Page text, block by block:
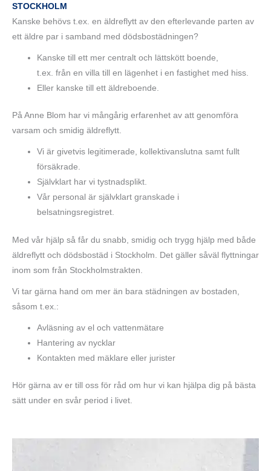
STOCKHOLM
Kanske behövs t.ex. en äldreflytt av den efterlevande parten av
ett äldre par i samband med dödsbostädningen?
Kanske till ett mer centralt och lättskött boende,
t.ex. från en villa till en lägenhet i en fastighet med hiss.
Eller kanske till ett äldreboende.
På Anne Blom har vi mångårig erfarenhet av att genomföra
varsam och smidig äldreflytt.
Vi är givetvis legitimerade, kollektivanslutna samt fullt
försäkrade.
Självklart har vi tystnadsplikt.
Vår personal är självklart granskade i
belsatningsregistret.
Med vår hjälp så får du snabb, smidig och trygg hjälp med både
äldreflytt och dödsbostäd i Stockholm. Det gäller såväl flyttningar
inom som från Stockholmstrakten.
Vi tar gärna hand om mer än bara städningen av bostaden,
såsom t.ex.:
Avläsning av el och vattenmätare
Hantering av nycklar
Kontakten med mäklare eller jurister
Hör gärna av er till oss för råd om hur vi kan hjälpa dig på bästa
sätt under en svår period i livet.